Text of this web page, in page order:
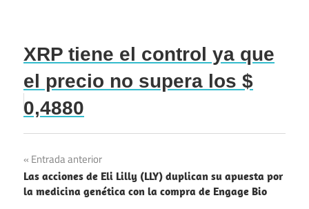
XRP tiene el control ya que
el precio no supera los $
0,4880
Navegación
de
Entrada anterior
Las acciones de Eli Lilly (LLY) duplican su apuesta por
la medicina genética con la compra de Engage Bio